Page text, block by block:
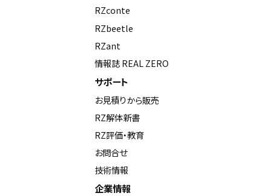
RZconte
RZbeetle
RZant
情報誌 REAL ZERO
サポート
お見積りから販売
RZ解体新書
RZ評価・教育
お問合せ
技術情報
企業情報